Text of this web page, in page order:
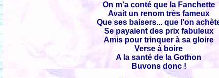
On m'a conté que la Fanchette
Avait un renom très fameux
Que ses baisers... que l'on
Se payaient des prix fabuleux
Amis pour trinquer à sa gloire
Verse à boire
A la santé de la Gothon
Buvons donc !